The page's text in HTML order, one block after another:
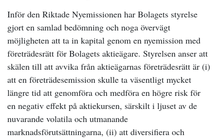
Inför den Riktade Nyemissionen har Bolagets styrelse
gjort en samlad bedömning och noga övervägt
möjligheten att ta in kapital genom en nyemission med
företrädesrätt för Bolagets aktieägare. Styrelsen anser att
skälen till att avvika från aktieägarnas företrädesrätt är (i)
att en företrädesemission skulle ta väsentligt mycket
längre tid att genomföra och medföra en högre risk för
en negativ effekt på aktiekursen, särskilt i ljuset av de
nuvarande volatila och utmanande
marknadsförutsättningarna, (ii) att diversifiera och